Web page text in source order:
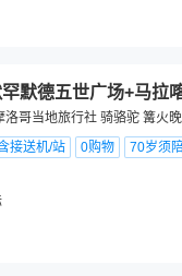
默德五世广场+马拉
洛哥当地旅行社 骑骆驼 篝火
接送机/站 0购物 70岁须